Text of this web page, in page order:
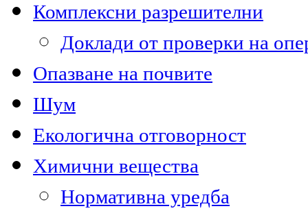
Комплексни разрешителни
Доклади от проверки на
Опазване на почвите
Шум
Екологична отговорност
Химични вещества
Нормативна уредба